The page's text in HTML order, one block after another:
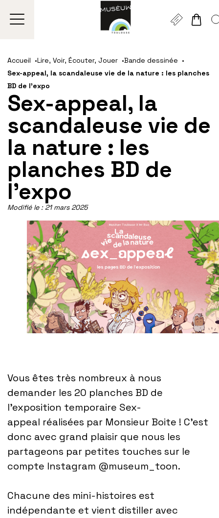
Gestion de vos préférences sur les cookies
contenu
principal
la
navigation
la
recherche
pied
de
du
Accueil Lire, Voir, Écouter, Jouer
Bande dessinée
Sex-appeal, la scandaleuse vie de la nature : les planches
BD de l’expo
Sex-appeal, la
scandaleuse vie de
la nature : les
planches BD de
l’expo
Modifié le :21 mars 2025
Vous êtes très nombreux à nous
demander les 20 planches BD de
l’exposition temporaire Sex-
appeal réalisées par Monsieur Boite ! C’est
donc avec grand plaisir que nous les
partageons par petites touches sur le
compte Instagram @museum_toon.
Chacune des mini-histoires est
indépendante et vient distiller avec